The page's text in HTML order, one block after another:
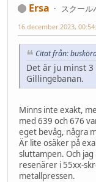
Ersa スクール
16 december 2023,
Citat från:
Det är ju minst
Gillingebanan.
Minns inte exakt,
med 639 och 676
eget bevåg, några
Är lite osäker på
sluttampen. Och
resenärer i 55xx-
metallpressen.